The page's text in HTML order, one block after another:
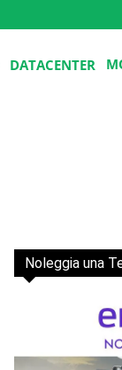
DATACENTER
Noleggia una